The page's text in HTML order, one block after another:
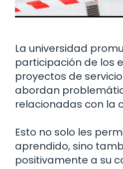
La universidad
participación de los
proyectos de
abordan
relacionadas con la
Esto no solo les
aprendido, sino
positivamente a su